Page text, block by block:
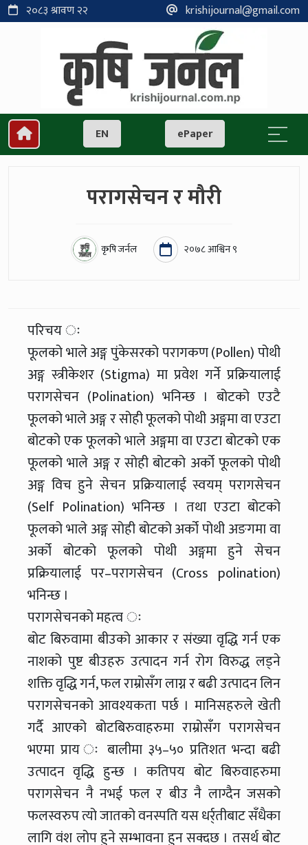
२०८३ श्रावण २२ krishijournal@gmail.com
EN ePaper
परागसेचन र मौरी
कृषि जर्नल २०७८ आश्विन ९
परिचय ः
फूलको भाले अङ्ग पुंकेसरको परागकण (Pollen) पोथी
अङ्ग स्त्रीकेशर (Stigma) मा प्रवेश गर्ने प्रक्रियालाई
परागसेचन (Polination) भनिन्छ । बोटको एउटै
फूलको भाले अङ्ग र सोही फूलको पोथी अङ्गमा वा एउटा
बोटको एक फूलको भाले अङ्गमा वा एउटा बोटको एक
फूलको भाले अङ्ग र सोही बोटको अर्को फूलको पोथी
अङ्ग विच हुने सेचन प्रक्रियालाई स्वयम् परागसेचन
(Self Polination) भनिन्छ । तथा एउटा बोटको
फूलको भाले अङ्ग सोही बोटको अर्को पोथी अङगमा वा
अर्को बोटको फूलको पोथी अङ्गमा हुने सेचन
प्रक्रियालाई पर–परागसेचन (Cross polination)
भनिन्छ ।
परागसेचनको महत्व ः
बोट बिरुवामा बीउको आकार र संख्या वृद्धि गर्न एक
नाशको पुष्ट बीउहरु उत्पादन गर्न रोग विरुद्ध लड्ने
शक्ति वृद्धि गर्न, फल राम्रोसँग लाग्न र बढी उत्पादन लिन
परागसेचनको आवश्यकता पर्छ । मानिसहरुले खेती
गर्दै आएको बोटबिरुवाहरुमा राम्रोसँग परागसेचन
भएमा प्राय ः बालीमा ३५–५० प्रतिशत भन्दा बढी
उत्पादन वृद्धि हुन्छ । कतिपय बोट बिरुवाहरुमा
परागसेचन नै नभई फल र बीउ नै लाग्दैन जसको
फलस्वरुप त्यो जातको वनस्पति यस धर्र्तीबाट सँधैका
लागि वंश लोप हुने सम्भावना हुन सक्दछ । तसर्थ बोट